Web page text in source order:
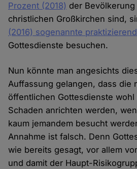
Prozent (2018) der
christlichen Großkirchen sind,
(2016) sogenannte
Gottesdienste besuchen.
Nun könnte man angesichts
Auffassung gelangen, dass die
öffentlichen Gottesdienste
Schaden anrichten werden,
kaum jemandem besucht
Annahme ist falsch. Denn
wie bereits gesagt, vor allem
und damit der Haupt-